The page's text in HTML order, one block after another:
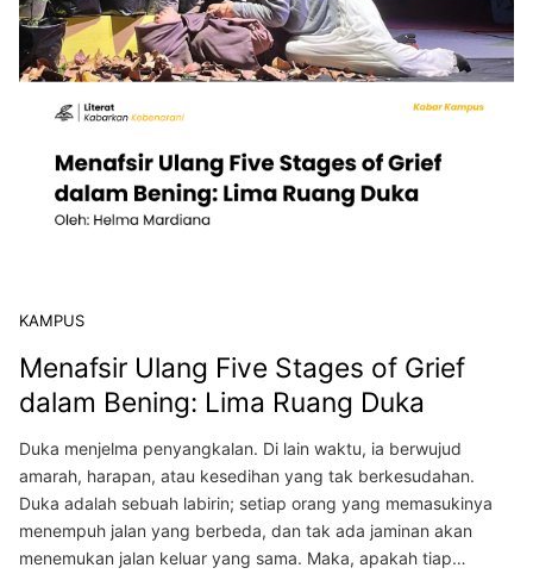
KAMPUS
Menafsir Ulang Five Stages of Grief
dalam Bening: Lima Ruang Duka
Duka menjelma penyangkalan. Di lain waktu, ia berwujud
amarah, harapan, atau kesedihan yang tak berkesudahan.
Duka adalah sebuah labirin; setiap orang yang memasukinya
menempuh jalan yang berbeda, dan tak ada jaminan akan
menemukan jalan keluar yang sama. Maka, apakah tiap…